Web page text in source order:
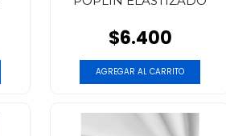
$6.400
AGREGAR AL CARRITO